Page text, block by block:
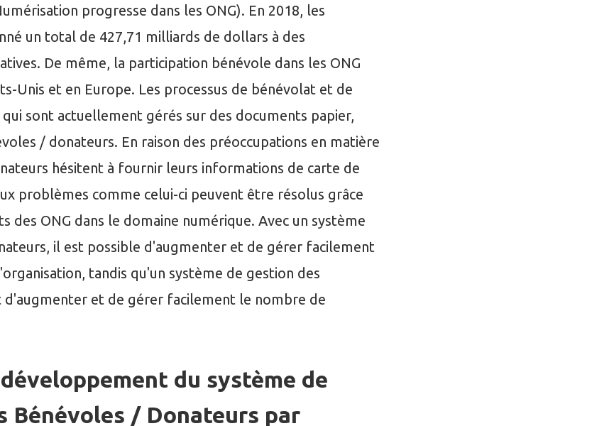
progresse dans les ONG). En 2018, les
un total de 427,71 milliards de dollars à des
De même, la participation bénévole dans les ONG
Unis et en Europe. Les processus de bénévolat et de
sont actuellement gérés sur des documents papier,
/ donateurs. En raison des préoccupations en matière
hésitent à fournir leurs informations de carte de
problèmes comme celui-ci peuvent être résolus grâce
des ONG dans le domaine numérique. Avec un système
il est possible d'augmenter et de gérer facilement
tandis qu'un système de gestion des
d'augmenter et de gérer facilement le nombre de
du système de
Bénévoles / Donateurs par